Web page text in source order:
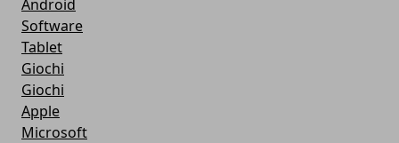
Android
Software
Tablet
Giochi
Giochi
Apple
Microsoft